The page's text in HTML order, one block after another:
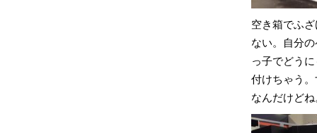
空き箱でふ
ない。自分
っ子でどう
付けちゃう
なんだけどね